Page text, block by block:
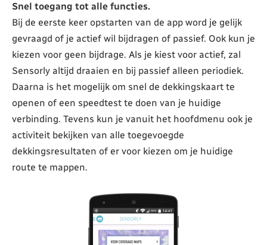
Snel toegang tot alle functies.
Bij de eerste keer opstarten van de app word je gelijk
gevraagd of je actief wil bijdragen of passief. Ook kun je
kiezen voor geen bijdrage. Als je kiest voor actief, zal
Sensorly altijd draaien en bij passief alleen periodiek.
Daarna is het mogelijk om snel de dekkingskaart te
openen of een speedtest te doen van je huidige
verbinding. Tevens kun je vanuit het hoofdmenu ook je
activiteit bekijken van alle toegevoegde
dekkingsresultaten of er voor kiezen om je huidige
route te mappen.